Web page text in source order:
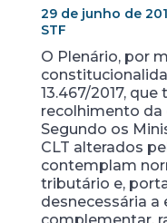
29 de junho de
STF
O Plenário, por
13.467/2017,
recolhimento da
Segundo os
CLT alterados
contemplam
tributário e,
desnecessária a